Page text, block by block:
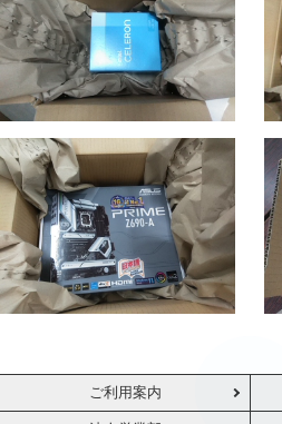
ご利用案内